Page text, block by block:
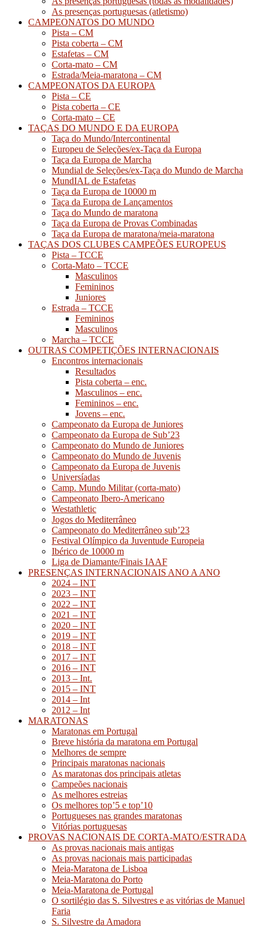
As presenças portuguesas (atletismo)
CAMPEONATOS DO MUNDO
Pista – CM
Pista coberta – CM
Estafetas – CM
Corta-mato – CM
Estrada/Meia-maratona – CM
CAMPEONATOS DA EUROPA
Pista – CE
Pista coberta – CE
Corta-mato – CE
TAÇAS DO MUNDO E DA EUROPA
Taça do Mundo/Intercontinental
Europeu de Seleções/ex-Taça da Europa
Taça da Europa de Marcha
Mundial de Seleções/ex-Taça do Mundo de Marcha
MundIAL de Estafetas
Taça da Europa de 10000 m
Taça da Europa de Lançamentos
Taça do Mundo de maratona
Taça da Europa de Provas Combinadas
Taça da Europa de maratona/meia-maratona
TAÇAS DOS CLUBES CAMPEÕES EUROPEUS
Pista – TCCE
Corta-Mato – TCCE
Masculinos
Femininos
Juniores
Estrada – TCCE
Femininos
Masculinos
Marcha – TCCE
OUTRAS COMPETIÇÕES INTERNACIONAIS
Encontros internacionais
Resultados
Pista coberta – enc.
Masculinos – enc.
Femininos – enc.
Jovens – enc.
Campeonato da Europa de Juniores
Campeonato da Europa de Sub’23
Campeonato do Mundo de Juniores
Campeonato do Mundo de Juvenis
Campeonato da Europa de Juvenis
Universíadas
Camp. Mundo Militar (corta-mato)
Campeonato Ibero-Americano
Westathletic
Jogos do Mediterrâneo
Campeonato do Mediterrâneo sub’23
Festival Olímpico da Juventude Europeia
Ibérico de 10000 m
Liga de Diamante/Finais IAAF
PRESENÇAS INTERNACIONAIS ANO A ANO
2024 – INT
2023 – INT
2022 – INT
2021 – INT
2020 – INT
2019 – INT
2018 – INT
2017 – INT
2016 – INT
2013 – Int.
2015 – INT
2014 – Int
2012 – Int
MARATONAS
Maratonas em Portugal
Breve história da maratona em Portugal
Melhores de sempre
Principais maratonas nacionais
As maratonas dos principais atletas
Campeões nacionais
As melhores estreias
Os melhores top’5 e top’10
Portugueses nas grandes maratonas
Vitórias portuguesas
PROVAS NACIONAIS DE CORTA-MATO/ESTRADA
As provas nacionais mais antigas
As provas nacionais mais participadas
Meia-Maratona de Lisboa
Meia-Maratona do Porto
Meia-Maratona de Portugal
O sortilégio das S. Silvestres e as vitórias de Manuel
Faria
S. Silvestre da Amadora